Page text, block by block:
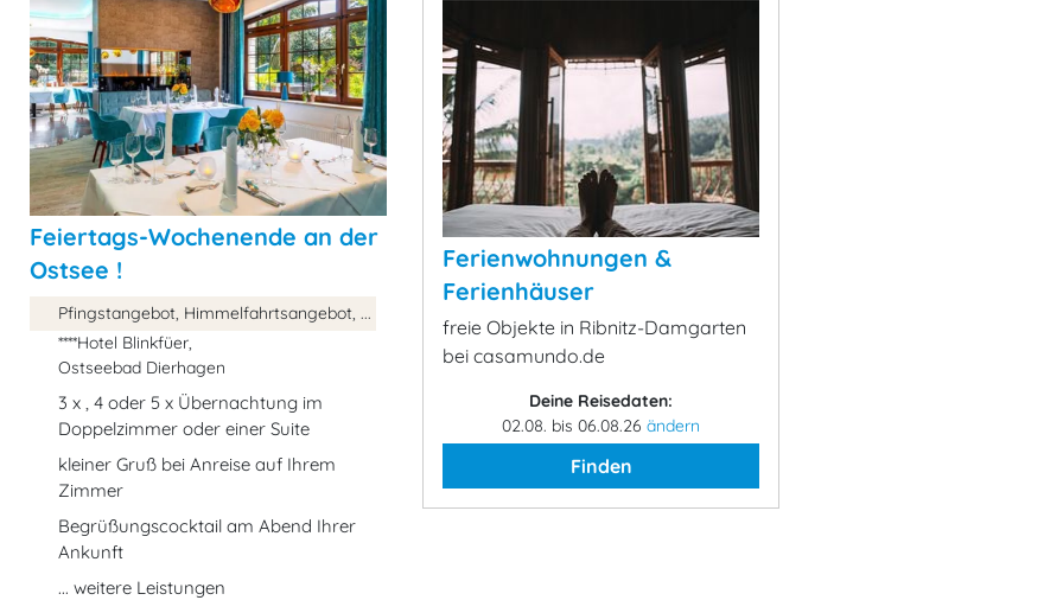
Feiertags-Wochenende an der
Ostsee !
Pfingstangebot, Himmelfahrtsangebot, ...
****Hotel Blinkfüer,
Ostseebad Dierhagen
3 x , 4 oder 5 x Übernachtung im
Doppelzimmer oder einer Suite
kleiner Gruß bei Anreise auf Ihrem
Zimmer
Begrüßungscocktail am Abend Ihrer
Ankunft
... weitere Leistungen
Ferienwohnungen &
Ferienhäuser
freie Objekte in Ribnitz-Damgarten
bei casamundo.de
Deine Reisedaten:
02.08. bis 06.08.26 ändern
Finden